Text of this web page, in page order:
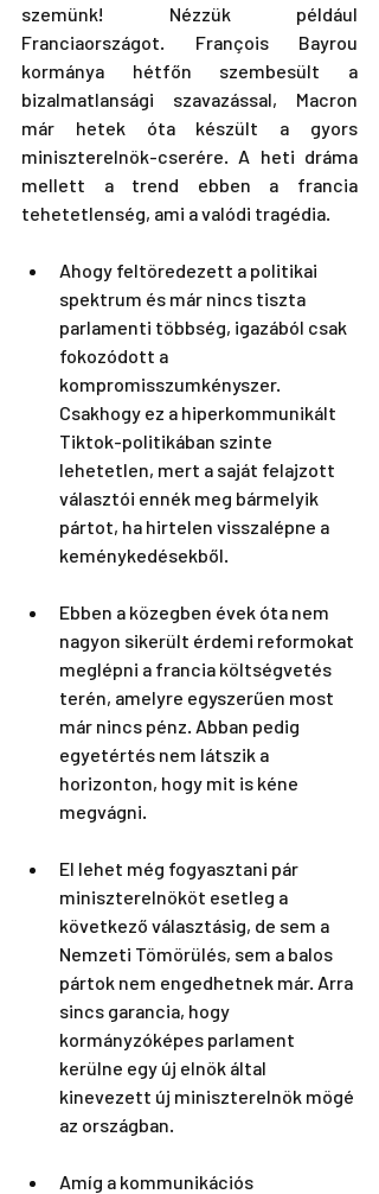
szemünk! Nézzük például
Franciaországot. François Bayrou
kormánya hétfőn szembesült a
bizalmatlansági szavazással, Macron
már hetek óta készült a gyors
miniszterelnök-cserére. A heti dráma
mellett a trend ebben a francia
tehetetlenség, ami a valódi tragédia.
Ahogy feltöredezett a politikai
spektrum és már nincs tiszta
parlamenti többség, igazából csak
fokozódott a
kompromisszumkényszer.
Csakhogy ez a hiperkommunikált
Tiktok-politikában szinte
lehetetlen, mert a saját felajzott
választói ennék meg bármelyik
pártot, ha hirtelen visszalépne a
keménykedésekből.
Ebben a közegben évek óta nem
nagyon sikerült érdemi reformokat
meglépni a francia költségvetés
terén, amelyre egyszerűen most
már nincs pénz. Abban pedig
egyetértés nem látszik a
horizonton, hogy mit is kéne
megvágni.
El lehet még fogyasztani pár
miniszterelnököt esetleg a
következő választásig, de sem a
Nemzeti Tömörülés, sem a balos
pártok nem engedhetnek már. Arra
sincs garancia, hogy
kormányzóképes parlament
kerülne egy új elnök által
kinevezett új miniszterelnök mögé
az országban.
Amíg a kommunikációs